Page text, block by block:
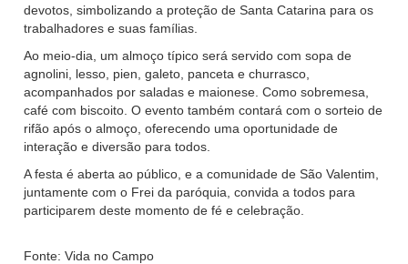
devotos, simbolizando a proteção de Santa Catarina para os
trabalhadores e suas famílias.
Ao meio-dia, um almoço típico será servido com sopa de
agnolini, lesso, pien, galeto, panceta e churrasco,
acompanhados por saladas e maionese. Como sobremesa,
café com biscoito. O evento também contará com o sorteio de
rifão após o almoço, oferecendo uma oportunidade de
interação e diversão para todos.
A festa é aberta ao público, e a comunidade de São Valentim,
juntamente com o Frei da paróquia, convida a todos para
participarem deste momento de fé e celebração.
Fonte: Vida no Campo